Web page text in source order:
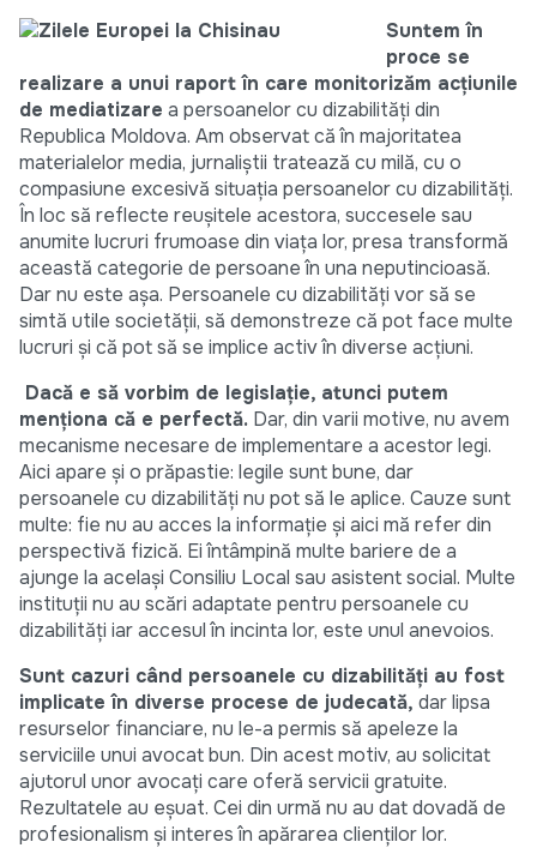
Suntem în
proce se
realizare a unui raport în care monitorizăm acţiunile
de mediatizare a persoanelor cu dizabilităţi din
Republica Moldova. Am observat că în majoritatea
materialelor media, jurnaliştii tratează cu milă, cu o
compasiune excesivă situaţia persoanelor cu dizabilităţi.
În loc să reflecte reuşitele acestora, succesele sau
anumite lucruri frumoase din viaţa lor, presa transformă
această categorie de persoane în una neputincioasă.
Dar nu este aşa. Persoanele cu dizabilităţi vor să se
simtă utile societăţii, să demonstreze că pot face multe
lucruri şi că pot să se implice activ în diverse acţiuni.
Dacă e să vorbim de legislaţie, atunci putem
menţiona că e perfectă. Dar, din varii motive, nu avem
mecanisme necesare de implementare a acestor legi.
Aici apare şi o prăpastie: legile sunt bune, dar
persoanele cu dizabilităţi nu pot să le aplice. Cauze sunt
multe: fie nu au acces la informaţie şi aici mă refer din
perspectivă fizică. Ei întâmpină multe bariere de a
ajunge la acelaşi Consiliu Local sau asistent social. Multe
instituţii nu au scări adaptate pentru persoanele cu
dizabilităţi iar accesul în incinta lor, este unul anevoios.
Sunt cazuri când persoanele cu dizabilităţi au fost
implicate în diverse procese de judecată, dar lipsa
resurselor financiare, nu le-a permis să apeleze la
serviciile unui avocat bun. Din acest motiv, au solicitat
ajutorul unor avocaţi care oferă servicii gratuite.
Rezultatele au eşuat. Cei din urmă nu au dat dovadă de
profesionalism şi interes în apărarea clienţilor lor.